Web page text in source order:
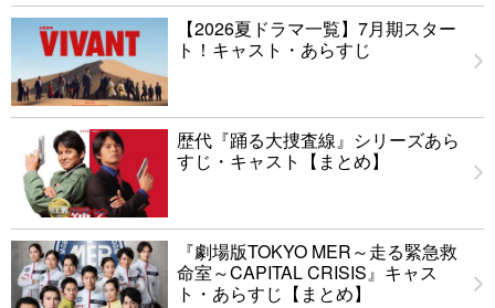
【2026夏ドラマ一覧】7月期スター
ト！キャスト・あらすじ
歴代『踊る大捜査線』シリーズあら
すじ・キャスト【まとめ】
『劇場版TOKYO MER～走る緊急救
命室～CAPITAL CRISIS』キャス
ト・あらすじ【まとめ】